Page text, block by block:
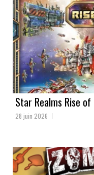
Star Realms Rise
28 juin 2026